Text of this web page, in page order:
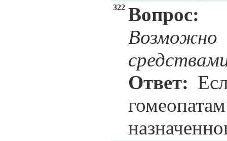
322 Вопрос:
Ответ: